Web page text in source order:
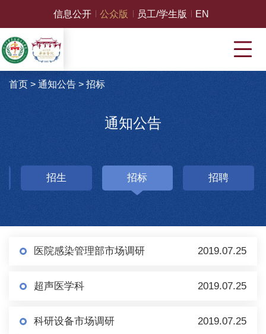
信息公开 公众版 员工/学生版 EN
首页 > 通知公告> 招标
通知公告
招生 招标 招聘
医院感染管理部市场调研 2019.07.25
超声医学科 2019.07.25
科研设备市场调研 2019.07.25